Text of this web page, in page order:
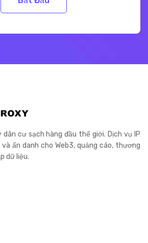
dân cư sạch hàng đầu thế giới. Dịch vụ IP
ẩn danh cho Web3, quảng cáo, thương
dữ liệu.